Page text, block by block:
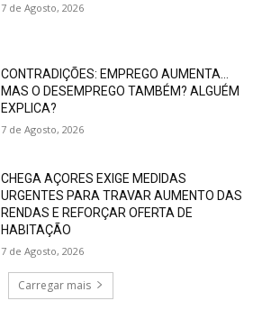
7 de Agosto, 2026
CONTRADIÇÕES: EMPREGO AUMENTA…
MAS O DESEMPREGO TAMBÉM? ALGUÉM
EXPLICA?
7 de Agosto, 2026
CHEGA AÇORES EXIGE MEDIDAS
URGENTES PARA TRAVAR AUMENTO DAS
RENDAS E REFORÇAR OFERTA DE
HABITAÇÃO
7 de Agosto, 2026
Carregar mais